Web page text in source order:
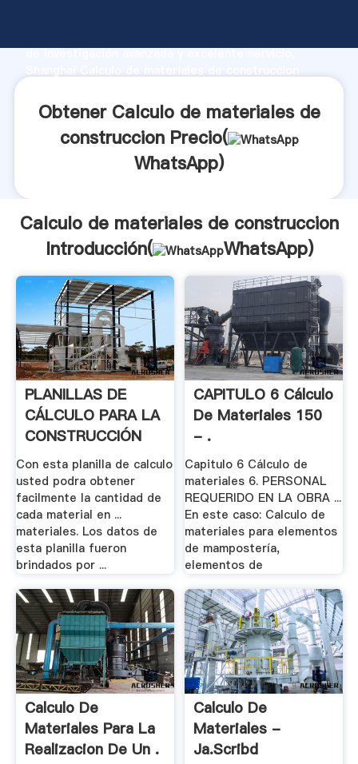
de investigación avanzada y excelente servicio,
clientes.
Obtener Calculo de materiales de
construccion Precio(
WhatsApp)
Calculo de materiales de construccion
Introducción(
WhatsApp)
PLANILLAS DE
CÁLCULO PARA LA
CONSTRUCCIÓN
Con esta planilla de calculo
usted podra obtener
facilmente la cantidad de
cada material en ...
materiales. Los datos de
esta planilla fueron
brindados por ...
CAPITULO 6 Cálculo
De Materiales 150
- .
Capitulo 6 Cálculo de
materiales 6. PERSONAL
REQUERIDO EN LA OBRA ...
En este caso: Calculo de
materiales para elementos
de mampostería,
elementos de
Calculo De
Materiales Para La
Realizacion De Un .
Calculo De
Materiales -
Ja.scribd